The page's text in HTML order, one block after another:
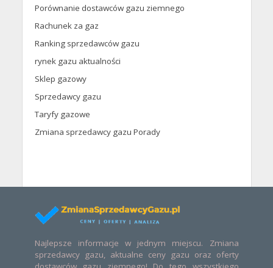
Porównanie dostawców gazu ziemnego
Rachunek za gaz
Ranking sprzedawców gazu
rynek gazu aktualności
Sklep gazowy
Sprzedawcy gazu
Taryfy gazowe
Zmiana sprzedawcy gazu Porady
Najlepsze informacje w jednym miejscu. Zmiana
sprzedawcy gazu, aktualne ceny gazu oraz oferty